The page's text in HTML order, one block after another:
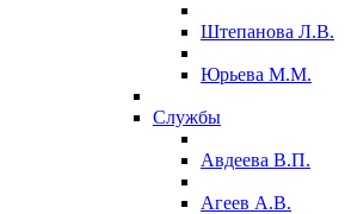
Штепанова Л.В.
Юрьева М.М.
Службы
Авдеева В.П.
Агеев А.В.